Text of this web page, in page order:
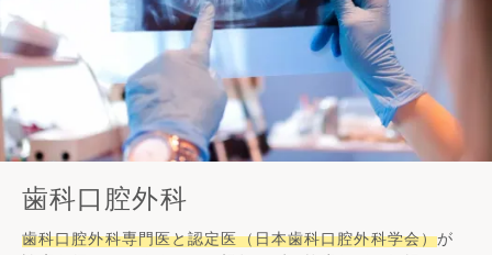
歯科口腔外科
歯科口腔外科専門医と認定医（日本歯科口腔外科学会）が